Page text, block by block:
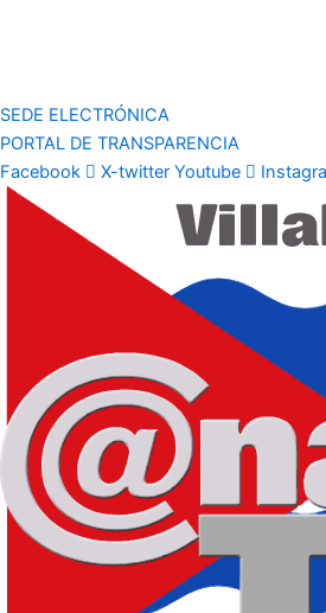
SEDE ELECTRÓNICA
PORTAL DE TRANSPARENCIA
Facebook
X-twitter Youtube